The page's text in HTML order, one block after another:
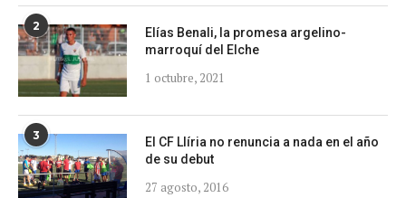
2
Elías Benali, la promesa argelino-
marroquí del Elche
1 octubre, 2021
3
El CF Llíria no renuncia a nada en el año
de su debut
27 agosto, 2016